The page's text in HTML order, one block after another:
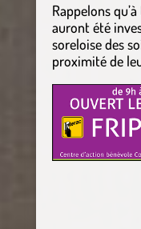
Rappelons
auront été
soreloise des
proximité de